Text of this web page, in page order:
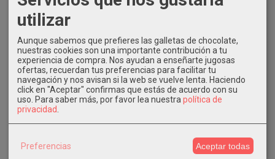
utilizar
Aunque sabemos que prefieres las galletas de chocolate,
nuestras cookies son una importante contribución a tu
experiencia de compra. Nos ayudan a enseñarte jugosas
ofertas, recuerdan tus preferencias para facilitar tu
navegación y nos avisan si la web se vuelve lenta. Haciendo
click en "Aceptar" confirmas que estás de acuerdo con su
uso. Para saber más, por favor lea nuestra política de
privacidad
Preferencias Aceptar todas